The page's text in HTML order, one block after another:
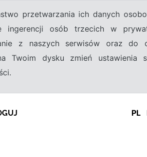
przetwarzania ich danych
ingerencji osób trzecich w
z naszych serwisów oraz do
Twoim dysku zmień ustawienia
PL